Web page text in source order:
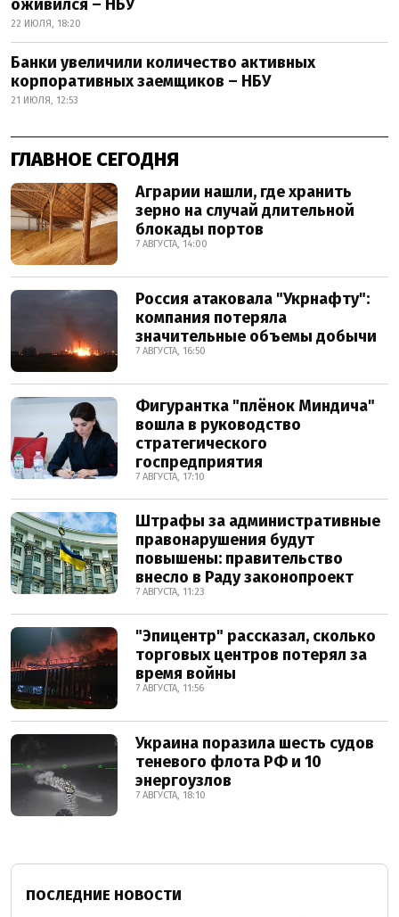
оживился – НБУ
22 ИЮЛЯ, 18:20
Банки увеличили количество активных
корпоративных заемщиков – НБУ
21 ИЮЛЯ, 12:53
ГЛАВНОЕ СЕГОДНЯ
Аграрии нашли, где хранить
зерно на случай длительной
блокады портов
7 АВГУСТА, 14:00
Россия атаковала "Укрнафту":
компания потеряла
значительные объемы добычи
7 АВГУСТА, 16:50
Фигурантка "плёнок Миндича"
вошла в руководство
стратегического
госпредприятия
7 АВГУСТА, 17:10
Штрафы за административные
правонарушения будут
повышены: правительство
внесло в Раду законопроект
7 АВГУСТА, 11:23
"Эпицентр" рассказал, сколько
торговых центров потерял за
время войны
7 АВГУСТА, 11:56
Украина поразила шесть судов
теневого флота РФ и 10
энергоузлов
7 АВГУСТА, 18:10
ПОСЛЕДНИЕ НОВОСТИ